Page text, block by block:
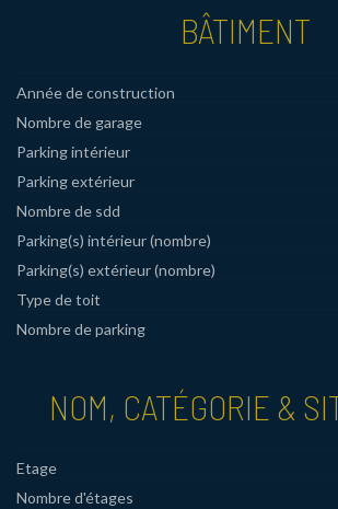
BÂTIMENT
Année de construction
Nombre de garage
Parking intérieur
Parking extérieur
Nombre de sdd
Parking(s) intérieur (nombre)
Parking(s) extérieur (nombre)
Type de toit
Nombre de parking
NOM, CATÉGORIE &
Etage
Nombre d'étages